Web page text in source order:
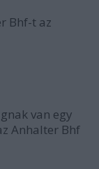
Bhf-t az
van egy
Anhalter Bhf